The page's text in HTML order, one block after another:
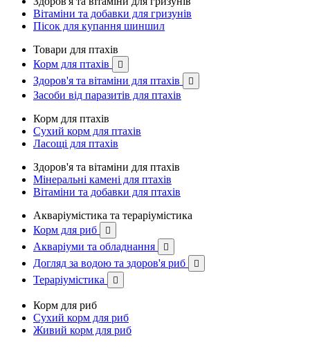
Вітаміни та добавки для гризунів
Пісок для купання шиншил
Товари для птахів
Корм для птахів

Здоров'я та вітаміни для птахів 
Засоби від паразитів для птахів
Корм для птахів
Сухий корм для птахів
Ласощі для птахів
Здоров'я та вітаміни для птахів
Мінеральні камені для птахів
Вітаміни та добавки для птахів
Акваріумістика та тераріумістика
Корм для риб

Акваріуми та обладнання 
Догляд за водою та здоров'я риб 
Тераріумістика 
Корм для риб
Сухий корм для риб
Живий корм для риб